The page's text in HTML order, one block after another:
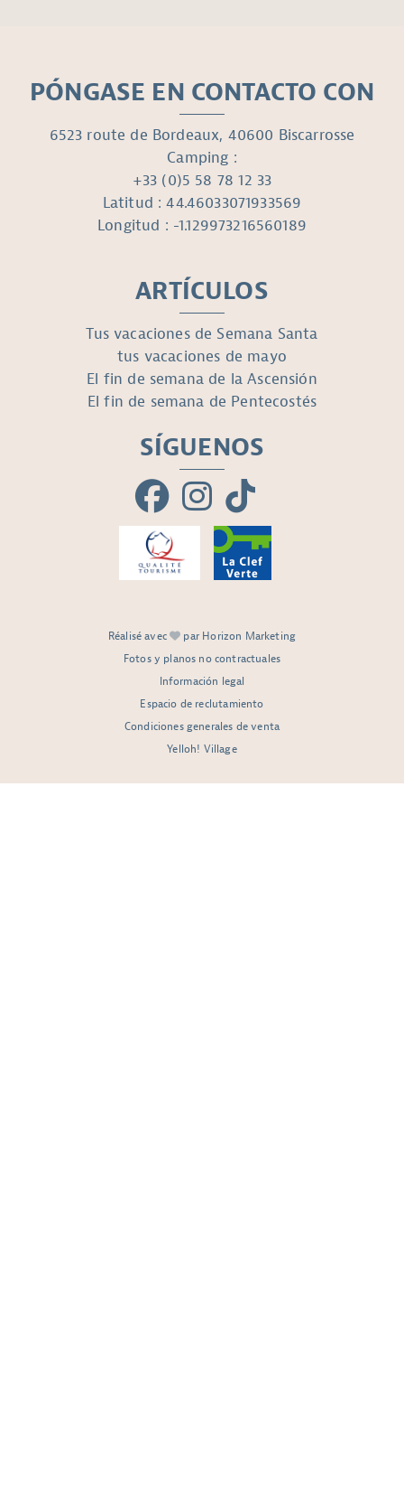
PÓNGASE EN CONTACTO CON
6523 route de Bordeaux, 40600 Biscarrosse
Camping :
+33 (0)5 58 78 12 33
Latitud : 44.46033071933569
Longitud : -1.129973216560189
ARTÍCULOS
Tus vacaciones de Semana Santa
tus vacaciones de mayo
El fin de semana de la Ascensión
El fin de semana de Pentecostés
SÍGUENOS
Réalisé avec
par Horizon Marketing
Fotos y planos no contractuales
Información legal
Espacio de reclutamiento
Condiciones generales de venta
Yelloh! Village